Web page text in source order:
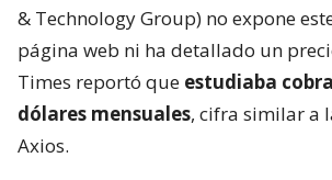
& Technology Group) no expone
página web ni ha detallado un
Times reportó que estudiaba
dólares mensuales, cifra similar a
Axios.